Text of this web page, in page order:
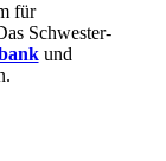
für
Schwester-
und